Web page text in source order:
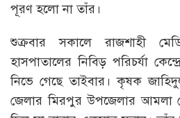
পূরণ হলো না তাঁর।
শুক্রবার সকালে রাজশাহী
হাসপাতালের নিবিড় পরিচর্যা
নিভে গেছে তাইবার। কৃষক
জেলার মিরপুর উপজেলার আমলা